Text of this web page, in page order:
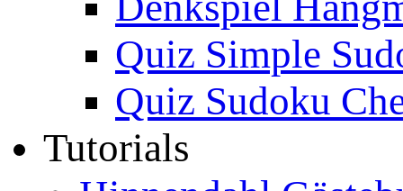
Quiz Simple
Quiz Sudoku
Tutorials